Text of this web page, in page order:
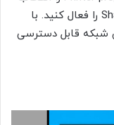
کنید. در تب Sharing، تیک Share this printer را فعال کنید. با
شبکه قابل دسترسی